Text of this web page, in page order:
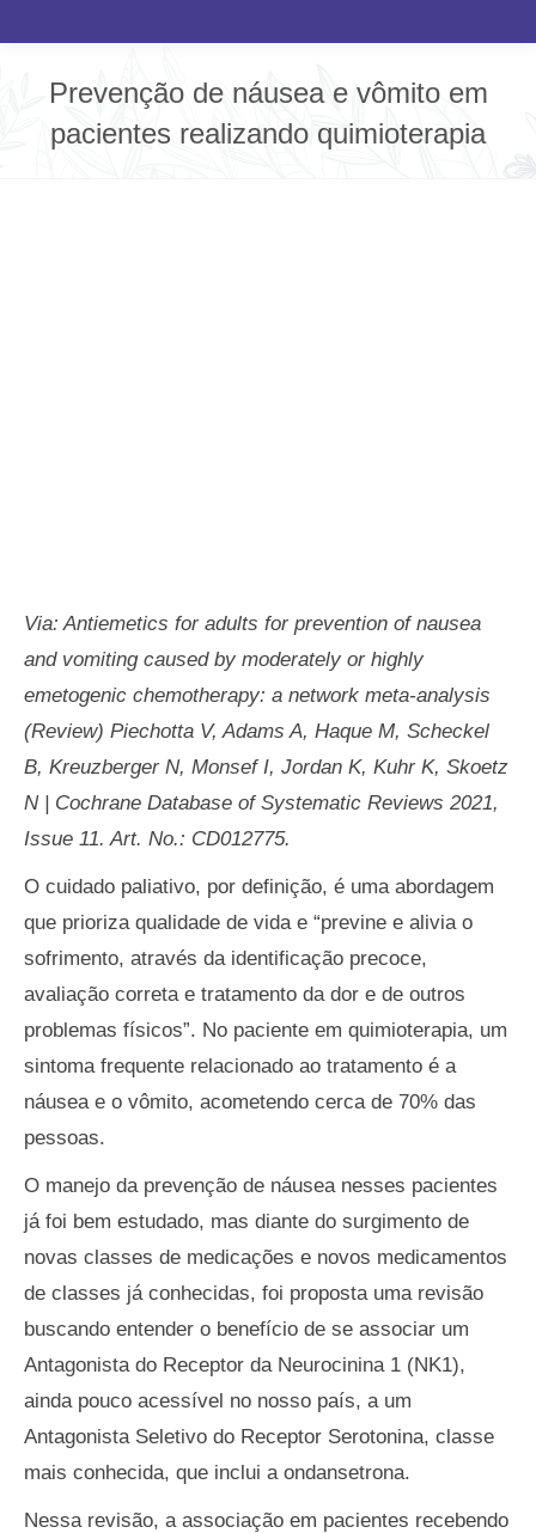
Prevenção de náusea e vômito em
pacientes realizando quimioterapia
Via: Antiemetics for adults for prevention of nausea
and vomiting caused by moderately or highly
emetogenic chemotherapy: a network meta-analysis
(Review) Piechotta V, Adams A, Haque M, Scheckel
B, Kreuzberger N, Monsef I, Jordan K, Kuhr K, Skoetz
N | Cochrane Database of Systematic Reviews 2021,
Issue 11. Art. No.: CD012775.
O cuidado paliativo, por definição, é uma abordagem
que prioriza qualidade de vida e “previne e alivia o
sofrimento, através da identificação precoce,
avaliação correta e tratamento da dor e de outros
problemas físicos”. No paciente em quimioterapia, um
sintoma frequente relacionado ao tratamento é a
náusea e o vômito, acometendo cerca de 70% das
pessoas.
O manejo da prevenção de náusea nesses pacientes
já foi bem estudado, mas diante do surgimento de
novas classes de medicações e novos medicamentos
de classes já conhecidas, foi proposta uma revisão
buscando entender o benefício de se associar um
Antagonista do Receptor da Neurocinina 1 (NK1),
ainda pouco acessível no nosso país, a um
Antagonista Seletivo do Receptor Serotonina, classe
mais conhecida, que inclui a ondansetrona.
Nessa revisão, a associação em pacientes recebendo